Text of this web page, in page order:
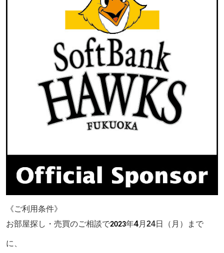
《ご利用条件》
お部屋探し・売買のご相談で2023年4月 24日（月）まで
に、